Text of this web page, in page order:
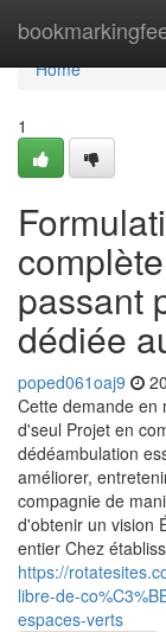
Home
Home
1
passant
dédiée
poped061oaj9
Cette demande en
d'seul Projet en
dédéambulation
améliorer,
compagnie de
d'obtenir un vision
entier Chez
https://
libre-de-
espaces-verts